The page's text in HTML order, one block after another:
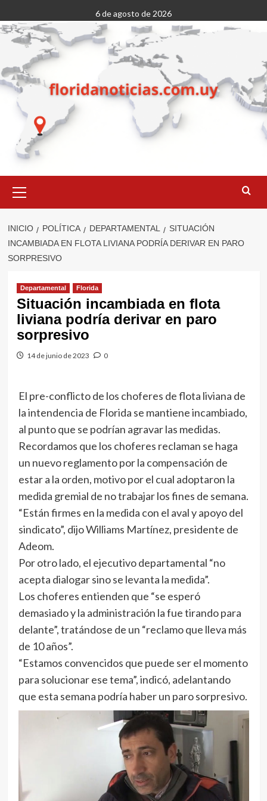
al
contenido
6 de agosto de 2026
primario
INICIO POLÍTICA DEPARTAMENTAL
SITUACIÓN
INCAMBIADA EN FLOTA LIVIANA PODRÍA DERIVAR EN PARO
SORPRESIVO
Departamental Florida
Situación incambiada en flota
liviana podría derivar en paro
sorpresivo
14 de junio de 2023 0
El pre-conflicto de los choferes de flota liviana de
la intendencia de Florida se mantiene incambiado,
al punto que se podrían agravar las medidas.
Recordamos que los choferes reclaman se haga
un nuevo reglamento por la compensación de
estar a la orden, motivo por el cual adoptaron la
medida gremial de no trabajar los fines de semana.
“Están firmes en la medida con el aval y apoyo del
sindicato”, dijo Williams Martínez, presidente de
Adeom.
Por otro lado, el ejecutivo departamental “no
acepta dialogar sino se levanta la medida”.
Los choferes entienden que “se esperó
demasiado y la administración la fue tirando para
delante”, tratándose de un “reclamo que lleva más
de 10 años”.
“Estamos convencidos que puede ser el momento
para solucionar ese tema”, indicó, adelantando
que esta semana podría haber un paro sorpresivo.